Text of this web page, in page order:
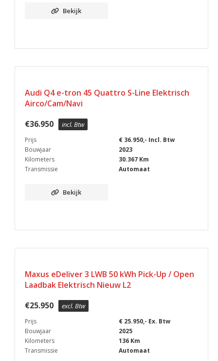
Bekijk
Audi Q4 e-tron 45 Quattro S-Line Elektrisch
Airco/Cam/Navi
€36.950 incl. Btw
Prijs
€ 36.950,- Incl. Btw
Bouwjaar
2023
Kilometers
30.367 Km
Transmissie
Automaat
Bekijk
Maxus eDeliver 3 LWB 50 kWh Pick-Up / Open
Laadbak Elektrisch Nieuw L2
€25.950 excl. Btw
Prijs
€ 25.950,- Ex. Btw
Bouwjaar
2025
Kilometers
136 Km
Transmissie
Automaat